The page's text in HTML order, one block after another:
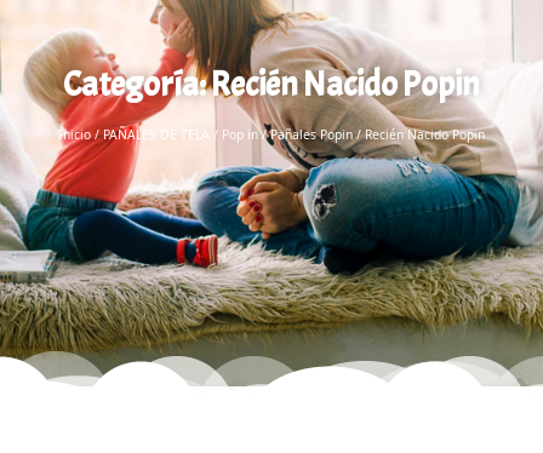
Categoría: Recién Nacido Popin
Inicio /PAÑALES DE TELA / Pop in/Pañales Popin / Recién Nacido Popin